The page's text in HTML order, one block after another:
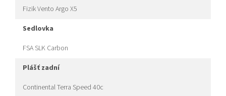
Fizik Vento Argo X5
sedlovka
FSA SLK Carbon
plášť zadní
Continental Terra Speed 40c